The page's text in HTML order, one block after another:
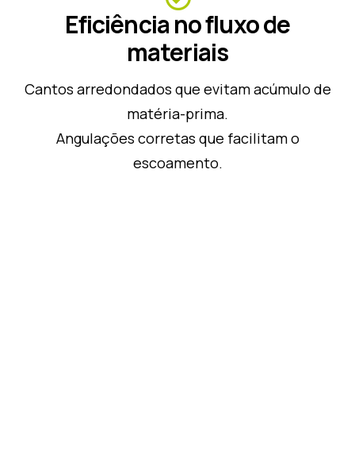
Eficiência no fluxo de
materiais
Cantos arredondados que evitam acúmulo de
matéria-prima.
Angulações corretas que facilitam o
escoamento.